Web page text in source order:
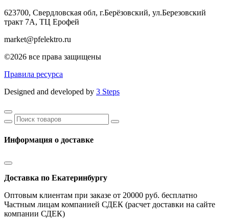
623700, Свердловская обл, г.Берёзовский, ул.Березовский
тракт 7А, ТЦ Ерофей
market@pfelektro.ru
©2026 все права защищены
Правила ресурса
Designed and developed by 3 Steps
Информация о доставке
Доставка по Екатеринбургу
Оптовым клиентам при заказе от 20000 руб. бесплатно
Частным лицам компанией СДЕК (расчет доставки на сайте
компании СДЕК)